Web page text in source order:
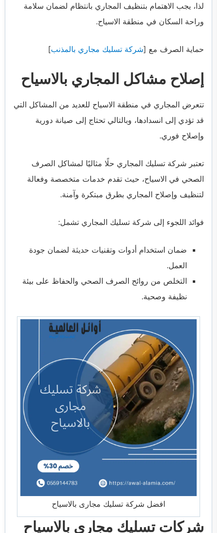
لذا، يجب الاهتمام بتنظيف المجاري بانتظام لضمان سلامة
وراحة السكان في منطقة الاسياح.
حماية الصرف مع [شركة تسليك مجاري بالمذنب]
إصلاح مشاكل المجاري بالاسياح
تتعرض المجاري في منطقة الاسياح للعديد من المشاكل التي
قد تؤدي إلى انسدادها، وبالتالي تحتاج إلى صيانة دورية
وإصلاح فوري.
تعتبر شركة تسليك المجاري حلًا مثاليًا لمشاكل الصرف
الصحي في الاسياح، حيث تقدم خدمات متخصصة وفعالة
لتنظيف وإصلاح المجاري بطرق مبتكرة وآمنة.
فوائد اللجوء إلى شركة تسليك المجاري تشمل:
ضمان استخدام أدوات وتقنيات حديثة لضمان جودة
العمل.
التخلص من روائح الصرف الصحي والحفاظ على بيئة
نظيفة وصحية.
افضل شركة تسليك مجارى بالاسياح
شركات تسليك مجاري بالاسياح